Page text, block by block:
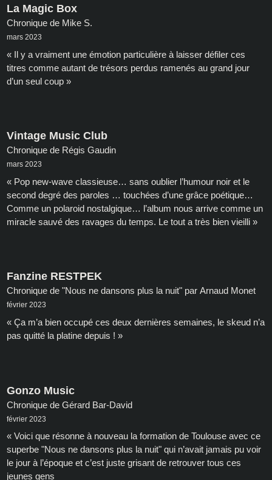
La Magic Box
Chronique de Mike S.
mars 2023
« Il y a vraiment une émotion particulière à laisser défiler ces
titres comme autant de trésors perdus ramenés au grand jour
d’un seul coup »
Vintage Music Club
Chronique de Régis Gaudin
mars 2023
« Pop new-wave classieuse… sans oublier l’humour noir et le
second degré des paroles … touchées d’une grâce poétique…
Comme un polaroid nostalgique… l’album nous arrive comme un
miracle sauvé des ravages du temps. Le tout a très bien vieilli »
Fanzine RESTPEK
Chronique de "Nous ne dansons plus la nuit" par Arnaud Monet
février 2023
« Ça m’a bien occupé ces deux dernières semaines, le skeud n’a
pas quitté la platine depuis ! »
Gonzo Music
Chronique de Gérard Bar-David
février 2023
« Voici que résonne à nouveau la formation de Toulouse avec ce
superbe "Nous ne dansons plus la nuit" qui n’avait jamais pu voir
le jour à l’époque et c’est juste grisant de retrouver tous ces
jeunes gens